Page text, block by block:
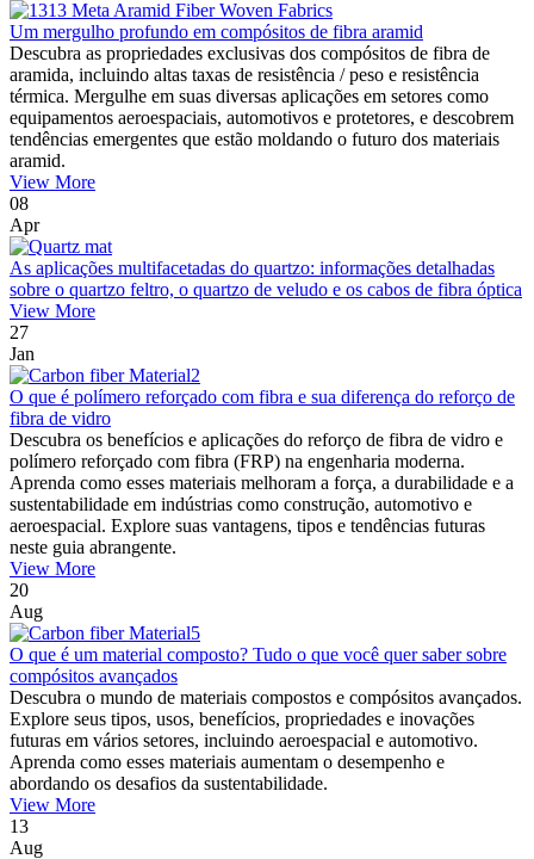
Um mergulho profundo em compósitos de fibra aramid
Descubra as propriedades exclusivas dos compósitos de fibra de
aramida, incluindo altas taxas de resistência / peso e resistência
térmica. Mergulhe em suas diversas aplicações em setores como
equipamentos aeroespaciais, automotivos e protetores, e descobrem
tendências emergentes que estão moldando o futuro dos materiais
aramid.
View More
08
Apr
As aplicações multifacetadas do quartzo: informações detalhadas
sobre o quartzo feltro, o quartzo de veludo e os cabos de fibra óptica
View More
27
Jan
O que é polímero reforçado com fibra e sua diferença do reforço de
fibra de vidro
Descubra os benefícios e aplicações do reforço de fibra de vidro e
polímero reforçado com fibra (FRP) na engenharia moderna.
Aprenda como esses materiais melhoram a força, a durabilidade e a
sustentabilidade em indústrias como construção, automotivo e
aeroespacial. Explore suas vantagens, tipos e tendências futuras
neste guia abrangente.
View More
20
Aug
O que é um material composto? Tudo o que você quer saber sobre
compósitos avançados
Descubra o mundo de materiais compostos e compósitos avançados.
Explore seus tipos, usos, benefícios, propriedades e inovações
futuras em vários setores, incluindo aeroespacial e automotivo.
Aprenda como esses materiais aumentam o desempenho e
abordando os desafios da sustentabilidade.
View More
13
Aug